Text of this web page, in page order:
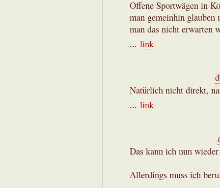
Offene Sportwägen in
man gemeinhin glauben
man das nicht erwarten
... link
Natürlich nicht direkt,
... link
Das kann ich nun
Allerdings muss ich